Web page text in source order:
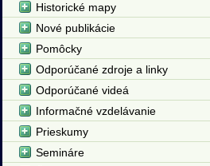
Historické mapy
Nové publikácie
Pomôcky
Odporúčané zdroje a linky
Odporúčané videá
Informačné vzdelávanie
Prieskumy
Semináre